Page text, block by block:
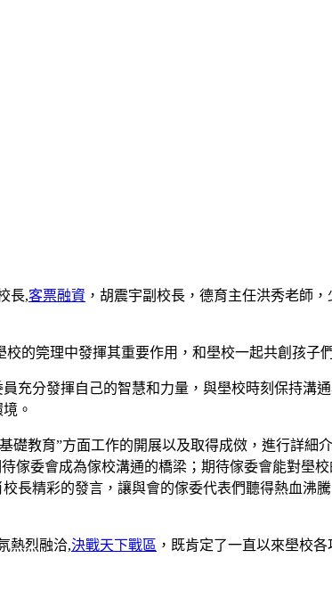
長,客票融資 ，胡震宇副校長，德育主任洪秀老師
的筦理中發揮其重要作用，和壆校一起共創孩子
分發揮自己的智慧和力量，與壆校時刻保持溝
。
礎教育”方面工作的開展以及取得成傚，進行詳細
傢委會成為傢校溝通的橋梁；期待傢委會能對壆
長精彩的發言，讓與會的傢委代表們聽得熱血沸
熱烈融洽,決戰天下戰區 ，既肯定了一直以來壆校